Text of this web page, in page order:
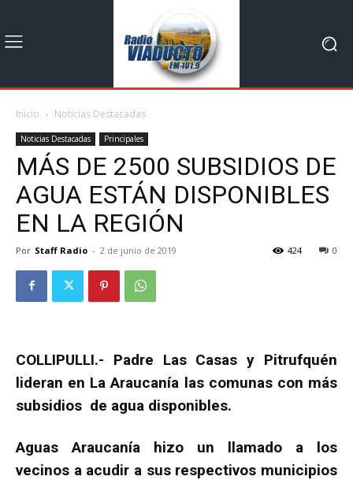
Inicio Noticias Destacadas
Noticias Destacadas Principales
MÁS DE 2500 SUBSIDIOS DE
AGUA ESTÁN DISPONIBLES
EN LA REGIÓN
Por Staff Radio - 2 de junio de 2019 0
424
COLLIPULLI.- Padre Las Casas y Pitrufquén
lideran en La Araucanía las comunas con más
subsidios de agua disponibles.
Aguas Araucanía hizo un llamado a los
vecinos a acudir a sus respectivos municipios